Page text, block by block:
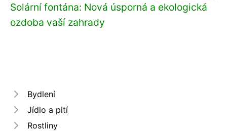
Solární fontána: Nová úsporná a ekologická
ozdoba vaší zahrady
Bydlení
Jídlo a pití
Rostliny